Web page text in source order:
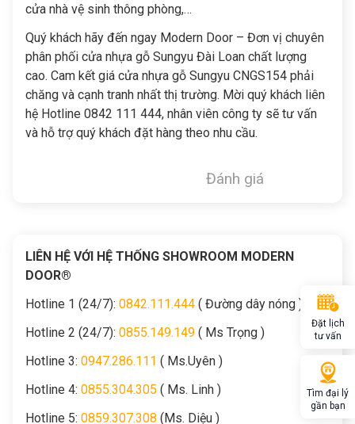
cửa nhà vệ sinh thông phòng,…
Quý khách hãy đến ngay Modern Door – Đơn vị chuyên
phân phối cửa nhựa gỗ Sungyu Đài Loan chất lượng
cao. Cam kết giá cửa nhựa gỗ Sungyu CNGS154 phải
chăng và cạnh tranh nhất thị trường. Mời quý khách liên
hệ Hotline 0842 111 444, nhân viên công ty sẽ tư vấn
và hỗ trợ quý khách đặt hàng theo nhu cầu.
Đánh giá
LIÊN HỆ VỚI HỆ THỐNG SHOWROOM MODERN
DOOR®
Hotline 1 (24/7): 0842.111.444 ( Đường dây nóng )
Hotline 2 (24/7): 0855.149.149 ( Ms Trọng )
Hotline 3: 0947.286.111 ( Ms.Uyên )
Hotline 4: 0855.304.305 ( Ms. Linh )
Hotline 5: 0859.307.308 (Ms. Diệu )
Đặt lịch
tư vấn
Tìm đại lý
gần bạn